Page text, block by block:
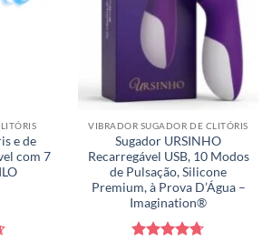
e de
com 7
VIBRADOR SUGADOR DE CLITÓRIS
Sugador URSINHO
Recarregável USB, 10 Modos
de Pulsação, Silicone
Premium, à Prova D’Água –
Imagination®